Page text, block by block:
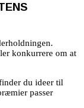
konkurrere om at
du ideer til
passer